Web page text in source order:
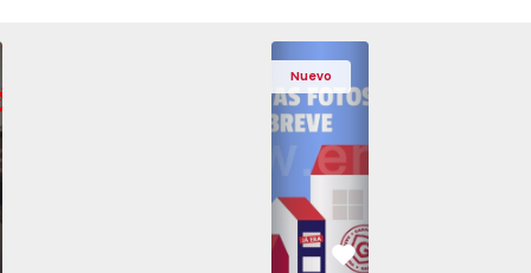
Pedrouços - 1575536 - 7
T3 Maia, Pedrouços - 1575536 - 9
Apartamento T3 Maia, Pedrouços - 1575536 - 8
Apartamento T3 Maia, Pedrouços - 1575536 - 12
Apartamento T3 Maia, Pedrouços -
Apartamento T3 Maia,
Apartamento
Nuevo
Apartamento T3 Porto,
Favorito